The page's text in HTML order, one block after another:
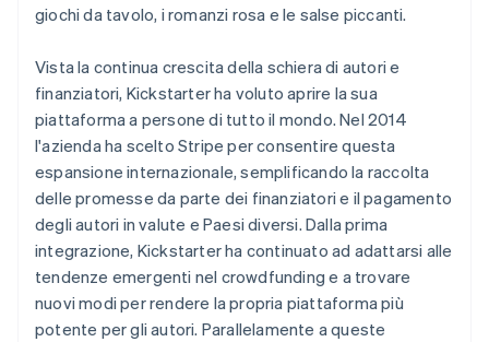
giochi da tavolo, i romanzi rosa e le salse piccanti.
Vista la continua crescita della schiera di autori e
finanziatori, Kickstarter ha voluto aprire la sua
piattaforma a persone di tutto il mondo. Nel 2014
l'azienda ha scelto Stripe per consentire questa
espansione internazionale, semplificando la raccolta
delle promesse da parte dei finanziatori e il pagamento
degli autori in valute e Paesi diversi. Dalla prima
integrazione, Kickstarter ha continuato ad adattarsi alle
tendenze emergenti nel crowdfunding e a trovare
nuovi modi per rendere la propria piattaforma più
potente per gli autori. Parallelamente a queste